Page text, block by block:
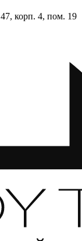
корп. 4, пом. 19